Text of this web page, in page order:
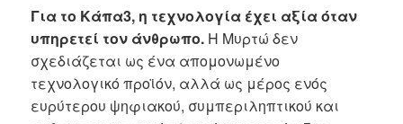
Για το Κάπα3, η τεχνολογία έχει αξία όταν
υπηρετεί τον άνθρωπο. Η Μυρτώ δεν
σχεδιάζεται ως ένα απομονωμένο
τεχνολογικό προϊόν, αλλά ως μέρος ενός
ευρύτερου ψηφιακού, συμπεριληπτικού και